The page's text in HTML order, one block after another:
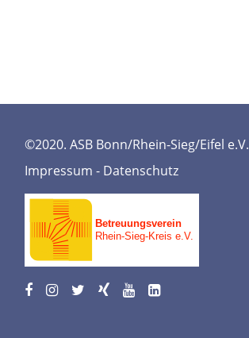
©2020. ASB Bonn/Rhein-Sieg/Eifel e.V.
Impressum - Datenschutz